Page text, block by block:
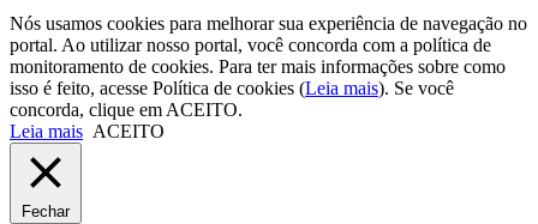
Nós usamos cookies para melhorar sua experiência de navegação no
portal. Ao utilizar nosso portal, você concorda com a política de
monitoramento de cookies. Para ter mais informações sobre como
isso é feito, acesse Política de cookies (Leia mais). Se você
concorda, clique em ACEITO.
Leia mais ACEITO
Fechar